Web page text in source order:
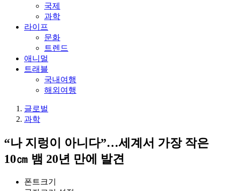
국제
과학
라이프
문화
트렌드
애니멀
트래블
국내여행
해외여행
글로벌
과학
“나 지렁이 아니다”…세계서 가장 작은
10㎝ 뱀 20년 만에 발견
폰트크기